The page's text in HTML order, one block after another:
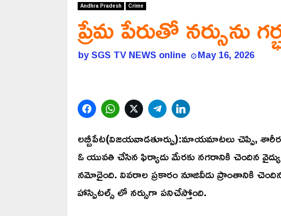
Andhra Pradesh Crime
ప్రేమ పేరుతో నర్సును
bySGS TV NEWS online May 16, 2026
FacebookWhatsAppTwitterTelegram
లబ్బీపేట(విజయవాడతూర్పు):మాయమాటలు చెప్పి,
ఓ యువతి చేసిన ఫిర్యాదు మేరకు నగరానికి చెందిన
నమోదైంది. వివరాల ప్రకారం నూజివీడు ప్రాంతానికి
హాస్పిటల్స్ లో నర్సుగా పనిచేస్తోంది.